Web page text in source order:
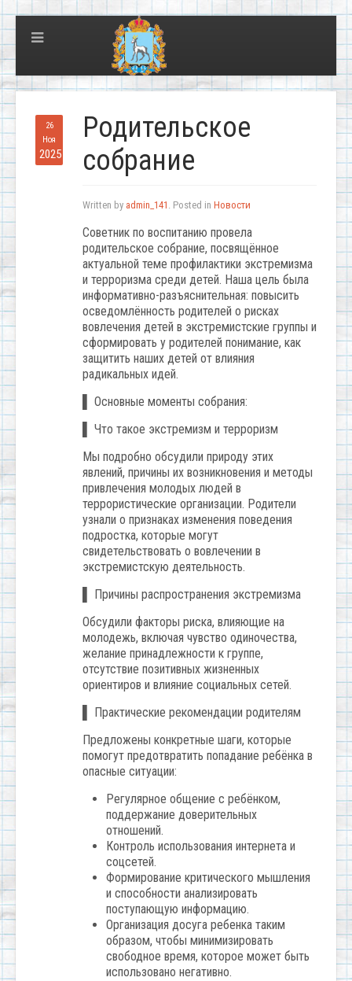
26
Ноя
2025
Родительское
собрание
Written by admin_141 . Posted in Новости
Советник по воспитанию провела
родительское собрание, посвящённое
актуальной теме профилактики экстремизма
и терроризма среди детей. Наша цель была
информативно-разъяснительная: повысить
осведомлённость родителей о рисках
вовлечения детей в экстремистские группы и
сформировать у родителей понимание, как
защитить наших детей от влияния
радикальных идей.
▌ Основные моменты собрания:
▌ Что такое экстремизм и терроризм
Мы подробно обсудили природу этих
явлений, причины их возникновения и методы
привлечения молодых людей в
террористические организации. Родители
узнали о признаках изменения поведения
подростка, которые могут
свидетельствовать о вовлечении в
экстремистскую деятельность.
▌ Причины распространения экстремизма
Обсудили факторы риска, влияющие на
молодежь, включая чувство одиночества,
желание принадлежности к группе,
отсутствие позитивных жизненных
ориентиров и влияние социальных сетей.
▌ Практические рекомендации родителям
Предложены конкретные шаги, которые
помогут предотвратить попадание ребёнка в
опасные ситуации:
Регулярное общение с ребёнком,
поддержание доверительных
отношений.
Контроль использования интернета и
соцсетей.
Формирование критического мышления
и способности анализировать
поступающую информацию.
Организация досуга ребенка таким
образом, чтобы минимизировать
свободное время, которое может быть
использовано негативно.